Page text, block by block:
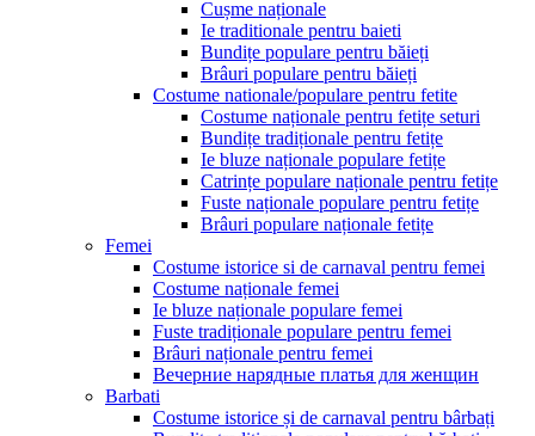
Cușme naționale
Ie traditionale pentru baieti
Bundițe populare pentru băieți
Brâuri populare pentru băieți
Costume nationale/populare pentru fetite
Costume naționale pentru fetițe seturi
Bundițe tradiționale pentru fetițe
Ie bluze naționale populare fetițe
Catrințe populare naționale pentru fetițe
Fuste naționale populare pentru fetițe
Brâuri populare naționale fetițe
Femei
Costume istorice si de carnaval pentru femei
Costume naționale femei
Ie bluze naționale populare femei
Fuste tradiționale populare pentru femei
Brâuri naționale pentru femei
Вечерние нарядные платья для женщин
Barbati
Costume istorice și de carnaval pentru bârbați